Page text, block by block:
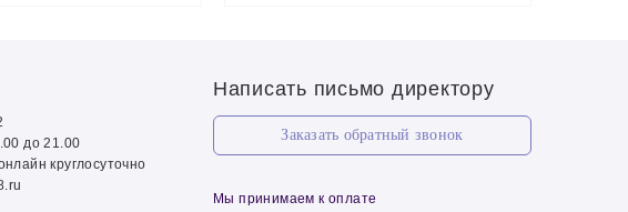
до 21.00
круглосуточно
Написать письмо директору
Заказать обратный звонок
Мы принимаем к оплате